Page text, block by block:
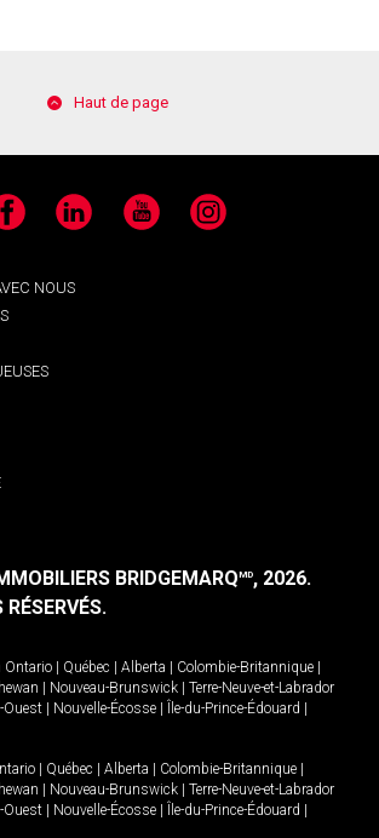
Haut de page
LinkedIn YouTube Instagram
NOUS
BRIDGEMARQMD, 2026.
Ontario Québec Alberta Colombie-Britannique
Nouveau-Brunswick
Terre-Neuve-et-Labrador
Ouest Nouvelle-Écosse Île-du-Prince-Édouard
Québec Alberta Colombie-Britannique
Nouveau-Brunswick
Terre-Neuve-et-Labrador
Ouest Nouvelle-Écosse Île-du-Prince-Édouard